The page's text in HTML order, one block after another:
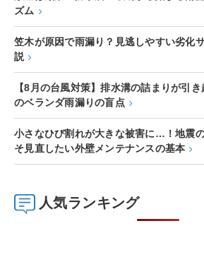
ズム
笠木が原因で雨漏り？見逃しやすい劣化
説
【8月の台風対策】排水溝の詰まりが引
のベランダ雨漏りの盲点
小さなひび割れが大きな被害に…！地震
そ見直したい外壁メンテナンスの基本
人気ランキング